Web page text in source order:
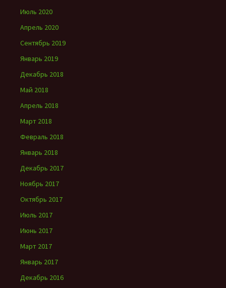
Июль 2020
Апрель 2020
Сентябрь 2019
Январь 2019
Декабрь 2018
Май 2018
Апрель 2018
Март 2018
Февраль 2018
Январь 2018
Декабрь 2017
Ноябрь 2017
Октябрь 2017
Июль 2017
Июнь 2017
Март 2017
Январь 2017
Декабрь 2016